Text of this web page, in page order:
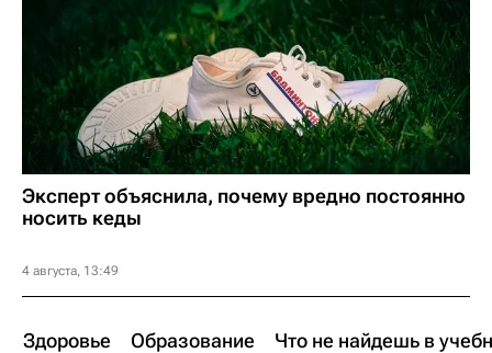
Эксперт объяснила, почему вредно постоянно
носить кеды
4 августа, 13:49
Здоровье Образование Что не найдешь в